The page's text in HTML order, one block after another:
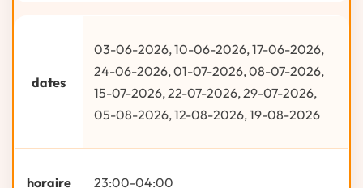
dates
03-06-2026, 10-06-2026, 17-06-2026,
24-06-2026, 01-07-2026, 08-07-2026,
15-07-2026, 22-07-2026, 29-07-2026,
05-08-2026, 12-08-2026, 19-08-2026
horaire 23:00-04:00